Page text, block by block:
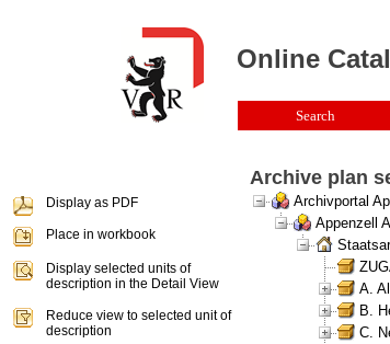
Archive plan
Archivportal
Appenzell
A.
B.
C.
Online
Search
Display as PDF
Place in workbook
Display selected units of
description in the Detail View
Reduce view to selected unit of
description